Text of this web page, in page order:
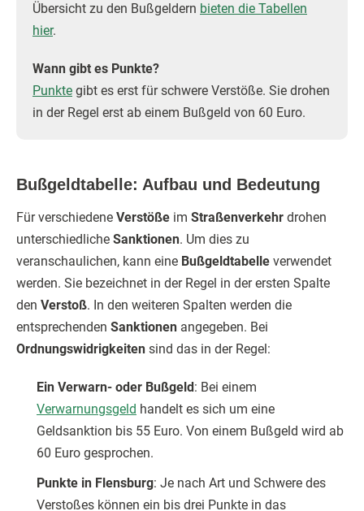
Übersicht zu den Bußgeldern bieten die Tabellen
hier.
Wann gibt es Punkte?
Punkte gibt es erst für schwere Verstöße. Sie drohen
in der Regel erst ab einem Bußgeld von 60 Euro.
Bußgeldtabelle: Aufbau und Bedeutung
Für verschiedene Verstöße im Straßenverkehr drohen
unterschiedliche Sanktionen. Um dies zu
veranschaulichen, kann eine Bußgeldtabelle verwendet
werden. Sie bezeichnet in der Regel in der ersten Spalte
den Verstoß. In den weiteren Spalten werden die
entsprechenden Sanktionen angegeben. Bei
Ordnungswidrigkeiten sind das in der Regel:
Ein Verwarn- oder Bußgeld: Bei einem
Verwarnungsgeld handelt es sich um eine
Geldsanktion bis 55 Euro. Von einem Bußgeld wird ab
60 Euro gesprochen.
Punkte in Flensburg: Je nach Art und Schwere des
Verstoßes können ein bis drei Punkte in das